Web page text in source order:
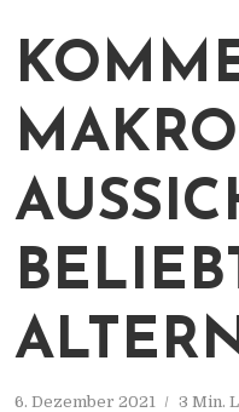
6. Dezember 2021 3 Min.